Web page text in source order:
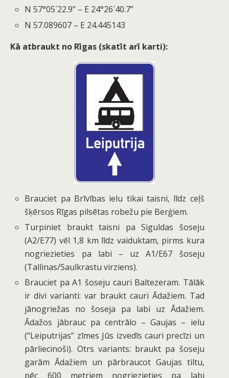
N 57°05´22.9” – E 24°26´40.7”
N 57.089607 – E 24.445143
Kā atbraukt no Rīgas (skatīt arī karti):
Brauciet pa Brīvības ielu tikai taisni, līdz ceļš
šķērsos Rīgas pilsētas robežu pie Berģiem.
Turpiniet braukt taisni pa Siguldas šoseju
(A2/E77) vēl 1,8 km līdz vaiduktam, pirms kura
nogriezieties pa labi – uz A1/E67 šoseju
(Tallinas/Saulkrastu virziens).
Brauciet pa A1 šoseju cauri Baltezeram. Tālāk
ir divi varianti: var braukt cauri Ādažiem. Tad
jānogriežas no šoseja pa labi uz Ādažiem.
Ādažos jābrauc pa centrālo – Gaujas – ielu
(“Leiputrijas” zīmes Jūs izvedīs cauri precīzi un
pārliecinoši). Otrs variants: braukt pa šoseju
garām Ādažiem un pārbraucot Gaujas tiltu,
pēc 600 metriem nogriezieties pa labi